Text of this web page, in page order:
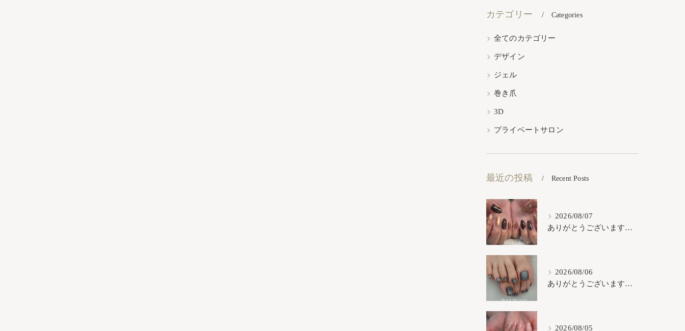
カテゴリー Categories
全てのカテゴリー
デザイン
ジェル
巻き爪
3D
プライベートサロン
最近の投稿 Recent Posts
2026/08/07
ありがとうございます𓂃𓈒𓏸︎︎︎︎
2026/08/06
ありがとうございます𓂃𓈒𓏸︎︎︎︎
2026/08/05